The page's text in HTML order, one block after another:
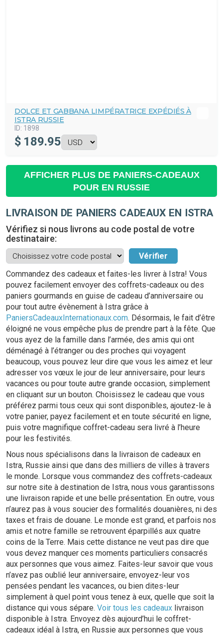
DOLCE ET GABBANA LIMPÉRATRICE EXPÉDIÉS À
ISTRA RUSSIE
ID: 1898
$ 189.95
AFFICHER PLUS DE PANIERS-CADEAUX
POUR EN RUSSIE
LIVRAISON DE PANIERS CADEAUX EN ISTRA
Vérifiez si nous livrons au code postal de votre
destinataire:
Commandez des cadeaux et faites-les livrer à Istra! Vous
pouvez facilement envoyer des coffrets-cadeaux ou des
paniers gourmands en guise de cadeau d’anniversaire ou
pour tout autre évènement à Istra grâce à
PaniersCadeauxInternationaux.com. Désormais, le fait d’être
éloigné ne vous empêche plus de prendre part à la fête. Que
vous ayez de la famille dans l’armée, des amis qui ont
déménagé à l’étranger ou des proches qui voyagent
beaucoup, vous pouvez leur dire que vous les aimez et leur
adresser vos vœux le jour de leur anniversaire, pour leurs
vacances ou pour toute autre grande occasion, simplement
en cliquant sur un bouton. Choisissez le cadeau que vous
préférez parmi tous ceux qui sont disponibles, ajoutez-le à
votre panier, payez facilement et en toute sécurité en ligne,
puis votre magnifique coffret-cadeau sera livré à l’heure
pour les festivités.
Nous nous spécialisons dans la livraison de cadeaux en
Istra, Russie ainsi que dans des milliers de villes à travers
le monde. Lorsque vous commandez des coffrets-cadeaux
sur notre site à destination de Istra, nous vous garantissons
une livraison rapide et une belle présentation. En outre, vous
n’aurez pas à vous soucier des formalités douanières, ni des
taxes et frais de douane. Le monde est grand, et parfois nos
amis et notre famille se retrouvent éparpillés aux quatre
coins de la Terre. Mais cette distance ne veut pas dire que
vous devez manquer ces moments particuliers consacrés
aux personnes que vous aimez. Faites-leur savoir que vous
n’avez pas oublié leur anniversaire, envoyez-leur vos
pensées pendant les vacances, ou bien dites-leur
simplement à quel point vous tenez à eux, quelle que soit la
distance qui vous sépare. Voir tous les cadeaux livraison
disponible à Istra. Envoyez dès aujourd’hui le coffret-
cadeaux idéal à Istra, en Russie aux personnes que vous